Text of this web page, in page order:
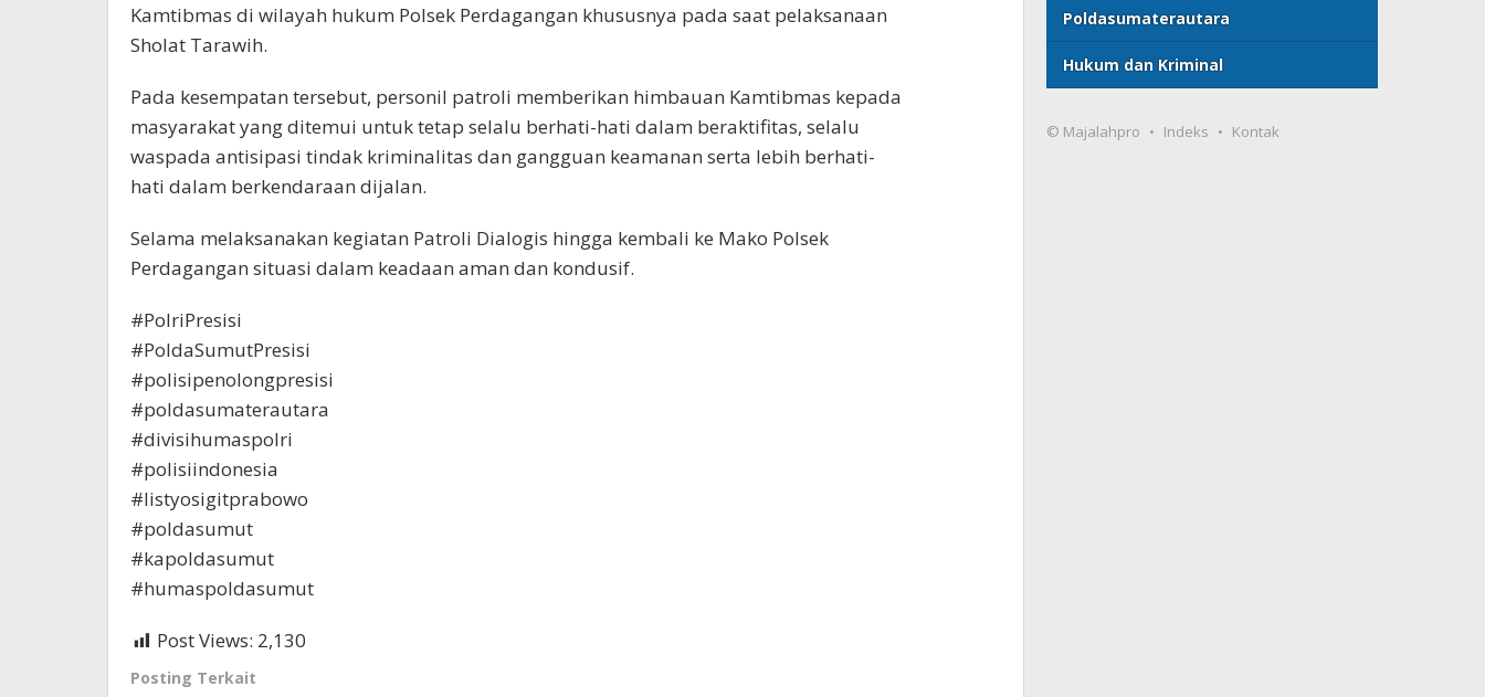
Kamtibmas di wilayah hukum Polsek Perdagangan khususnya pada saat pelaksanaan
Sholat Tarawih.
Pada kesempatan tersebut, personil patroli memberikan himbauan Kamtibmas kepada
masyarakat yang ditemui untuk tetap selalu berhati-hati dalam beraktifitas, selalu
waspada antisipasi tindak kriminalitas dan gangguan keamanan serta lebih berhati-
hati dalam berkendaraan dijalan.
Selama melaksanakan kegiatan Patroli Dialogis hingga kembali ke Mako Polsek
Perdagangan situasi dalam keadaan aman dan kondusif.
#PolriPresisi
#PoldaSumutPresisi
#polisipenolongpresisi
#poldasumaterautara
#divisihumaspolri
#polisiindonesia
#listyosigitprabowo
#poldasumut
#kapoldasumut
#humaspoldasumut
Post Views: 2,130
Posting Terkait
Poldasumaterautara
Hukum dan Kriminal
© Majalahpro Indeks Kontak